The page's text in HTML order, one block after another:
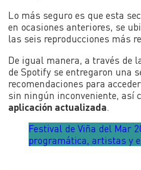
Lo más seguro es que esta
en ocasiones anteriores, se
las seis reproducciones más
De igual manera, a través de
de Spotify se entregaron una
recomendaciones para
sin ningún inconveniente, así
aplicación actualizada.
Festival de Viña del Mar
programática, artistas y